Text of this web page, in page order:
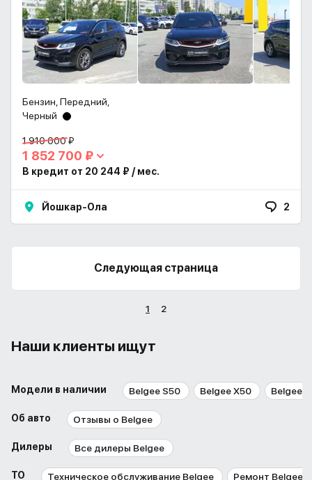
Бензин, Передний,
Черный
1 910 000 ₽
1 852 700 ₽
В кредит от 20 244 ₽ / мес.
Йошкар-Ола 2
Следующая страница
1 2
Наши клиенты ищут
Модели в наличии Belgee S50 Belgee X50 Belgee
Об авто Отзывы о Belgee
Дилеры Все дилеры Belgee
ТО Техническое обслуживание Belgee Ремонт Belgee